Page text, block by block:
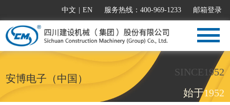
中文 EN 服务热线：400-969-1233 邮箱登录
安博电子（中国）
SINCE1952
始于1952